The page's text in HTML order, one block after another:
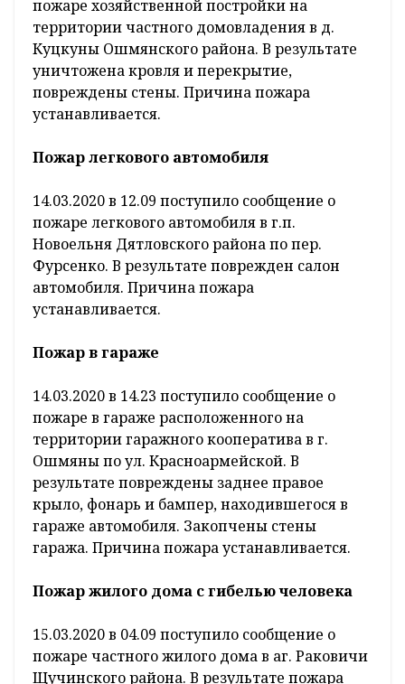
Пожар хозяйственной постройки
14.03.2020 в 10.27 поступило сообщение о
пожаре хозяйственной постройки на
территории частного домовладения в д.
Куцкуны Ошмянского района. В результате
повреждены стены. Причина пожара
Пожар легкового автомобиля
14.03.2020 в 12.09 поступило сообщение о
пожаре легкового автомобиля в г.п.
Новоельня Дятловского района по пер.
Фурсенко. В результате поврежден салон
автомобиля. Причина пожара
14.03.2020 в 14.23 поступило сообщение о
пожаре в гараже расположенного на